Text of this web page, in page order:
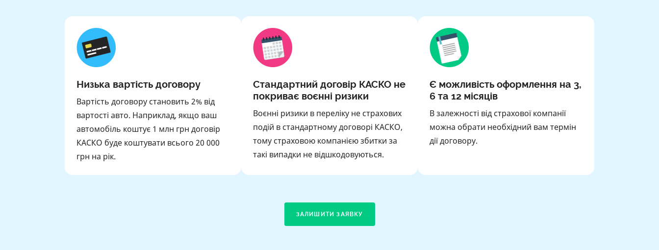
Низька вартість договору
Вартість договору становить 2% від
вартості авто. Наприклад, якщо ваш
автомобіль коштує 1 млн грн договір
КАСКО буде коштувати всього 20 000
грн на рік.
Стандартний договір КАСКО не
покриває воєнні ризики
Воєнні ризики в переліку не страхових
подій в стандартному договорі КАСКО,
тому страховою компанією збитки за
такі випадки не відшкодовуються.
Є можливість оформлення на 3,
6 та 12 місяців
В залежності від страхової компанії
можна обрати необхідний вам термін
дії договору.
ЗАЛИШИТИ ЗАЯВКУ